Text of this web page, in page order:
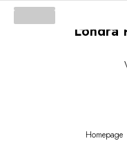
Londra
Homepage